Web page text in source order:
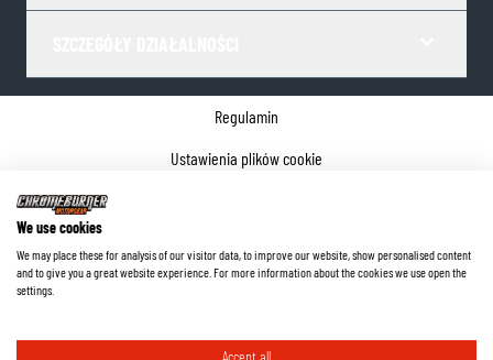
Regulamin
Ustawienia plików cookie
©2026ChromeBurner - Wszelkie prawa zastrzeżone.
We use cookies
We may place these for analysis of our visitor data, to improve our website, show personalised content
and to give you a great website experience. For more information about the cookies we use open the
settings.
Accept all